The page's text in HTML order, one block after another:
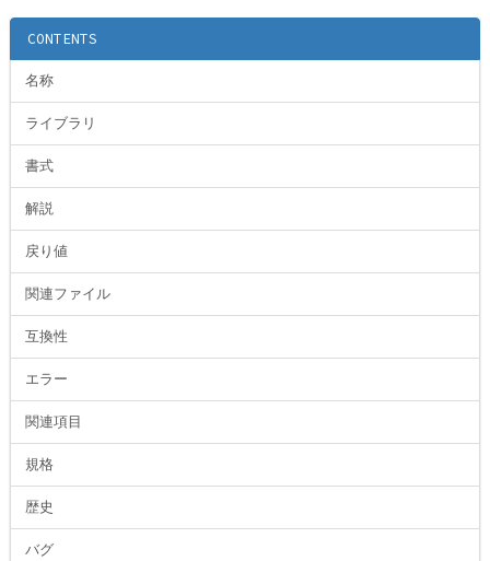
CONTENTS
名称
ライブラリ
書式
解説
戻り値
関連ファイル
互換性
エラー
関連項目
規格
歴史
バグ